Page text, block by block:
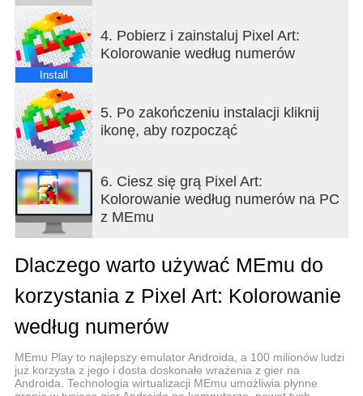
Ponad 40 000 obrazków do wyboru. Koloruj
mandale, kwiaty i masę innych tematycznych
obrazków. Oferujemy szeroki zakres trudności
obrazków, od łatwych do bardzo szczegółowych,
dopasowane do każdego gustu i nastroju.
Nowe obrazki do pokolorowania z liczbami każdego
dnia. Codziennie odkrywaj nowe obrazki do
kolorowania, nigdy Ci ich nie zabraknie!
Poznaj zupełnie nową funkcję – Ogród kwiatowy!
Pokoloruj unikalne obiekty, stwórz własny ogród i
zdobądź nagrody. Wejdź do nowego metaświata w
Koloruj unikatowe obrazki z wydarzeń sezonowych!
Koloruj tematyczne obrazki i zdobądź unikatowe
bonusy. Nasze obrazki są specjalnie tworzone dla
danych pór roku, świąt i festiwali. Twórz swoją
własną kolekcję obrazków z popularnych motywów
kolorowania, takich jak Boże Narodzenie,
Halloween, Święto Dziękczynienia i wiele innych.
Install
4. Pobierz i zainstaluj Pixel Art:
Kolorowanie według numerów
5. Po zakończeniu instalacji kliknij
ikonę, aby rozpocząć
6. Ciesz się grą Pixel Art:
Kolorowanie według numerów na PC
z MEmu
Dlaczego warto używać MEmu do
korzystania z Pixel Art: Kolorowanie
według numerów
MEmu Play to najlepszy emulator Androida, a 100 milionów ludzi
już korzysta z jego i dosta doskonałe wrażenia z gier na
Androida. Technologia wirtualizacji MEmu umożliwia płynne